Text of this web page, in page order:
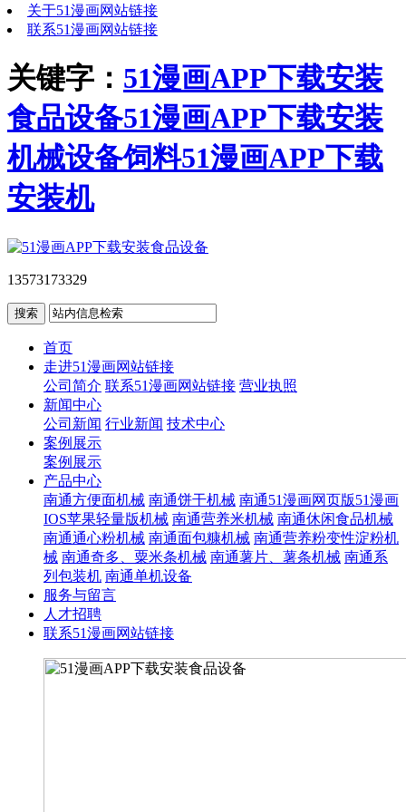
关于51漫画网站链接
联系51漫画网站链接
关键字： 51漫画APP下载安装
食品设备51漫画APP下载安装
机械设备饲料51漫画APP下载
安装机
13573173329
首页
走进51漫画网站链接
公司简介 联系51漫画网站链接 营业执照
新闻中心
公司新闻 行业新闻 技术中心
案例展示
案例展示
产品中心
南通方便面机械 南通饼干机械 南通51漫画网页版51漫画
IOS苹果轻量版机械 南通营养米机械 南通休闲食品机械
南通通心粉机械 南通面包糠机械 南通营养粉变性淀粉机
械 南通奇多、粟米条机械 南通薯片、薯条机械 南通系
列包装机 南通单机设备
服务与留言
人才招聘
联系51漫画网站链接